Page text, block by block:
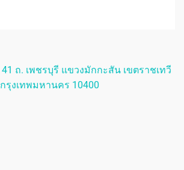
41 ถ. เพชรบุรี แขวงมักกะสัน เขตราชเทวี
กรุงเทพมหานคร 10400